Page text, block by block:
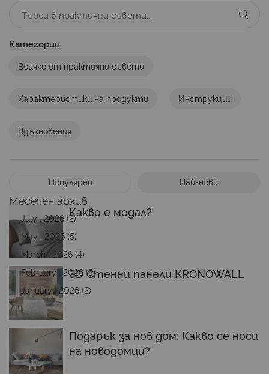
Категории:
Всичко от практични съвети
Характеристики на продукти Инструкции
Вдъхновения
Популярни
Какво е модал?
3D Стенни панели KRONOWALL
Подарък за нов дом: Какво се носи
на новодомци?
Най-нови
Месечен архив
July , 2026 (2)
May , 2026 (5)
March , 2026 (4)
February , 2026 (5)
January , 2026 (2)